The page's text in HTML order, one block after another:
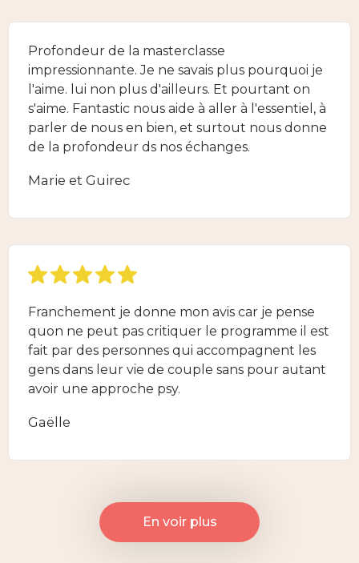
Profondeur de la masterclasse
impressionnante. Je ne savais plus pourquoi je
l'aime. lui non plus d'ailleurs. Et pourtant on
s'aime. Fantastic nous aide à aller à l'essentiel, à
parler de nous en bien, et surtout nous donne
de la profondeur ds nos échanges.
Marie et Guirec
Franchement je donne mon avis car je pense
quon ne peut pas critiquer le programme il est
fait par des personnes qui accompagnent les
gens dans leur vie de couple sans pour autant
avoir une approche psy.
Gaëlle
En voir plus